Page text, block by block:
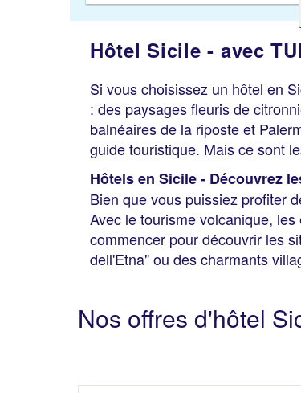
Hôtel Sicile - avec
Si vous choisissez un hôtel en
: des paysages fleuris de
balnéaires de la riposte et
guide touristique. Mais ce sont
Hôtels en Sicile - Découvrez
Bien que vous puissiez profiter
Avec le tourisme volcanique,
commencer pour découvrir les
dell'Etna" ou des charmants
Nos offres d'hôtel